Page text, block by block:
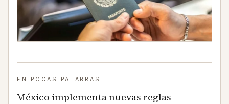
EN POCAS PALABRAS
México implementa nuevas reglas